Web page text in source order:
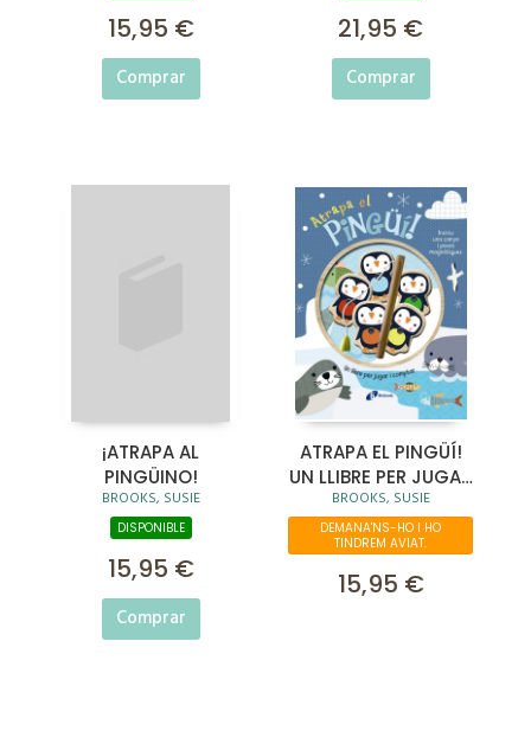
15,95 €
Comprar
21,95 €
Comprar
¡ATRAPA AL
PINGÜINO!
BROOKS, SUSIE
DISPONIBLE
15,95 €
Comprar
ATRAPA EL PINGÜÍ!
UN LLIBRE PER JUGAR
I COMPTAR
BROOKS, SUSIE
DEMANA'NS-HO I HO
TINDREM AVIAT.
15,95 €